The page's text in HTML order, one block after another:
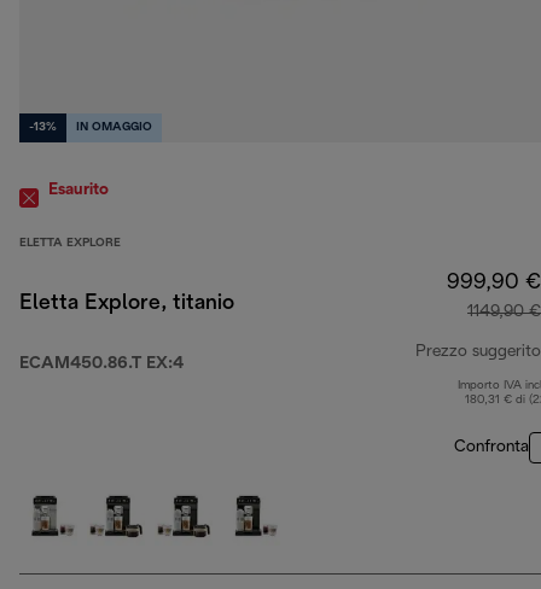
-13% IN OMAGGIO
Esaurito
ELETTA EXPLORE
Eletta Explore, titanio
ECAM450.86.T EX:4
999,90 €
1149,90 €
Prezzo suggerito
Importo IVA
180,31 € di
Confronta